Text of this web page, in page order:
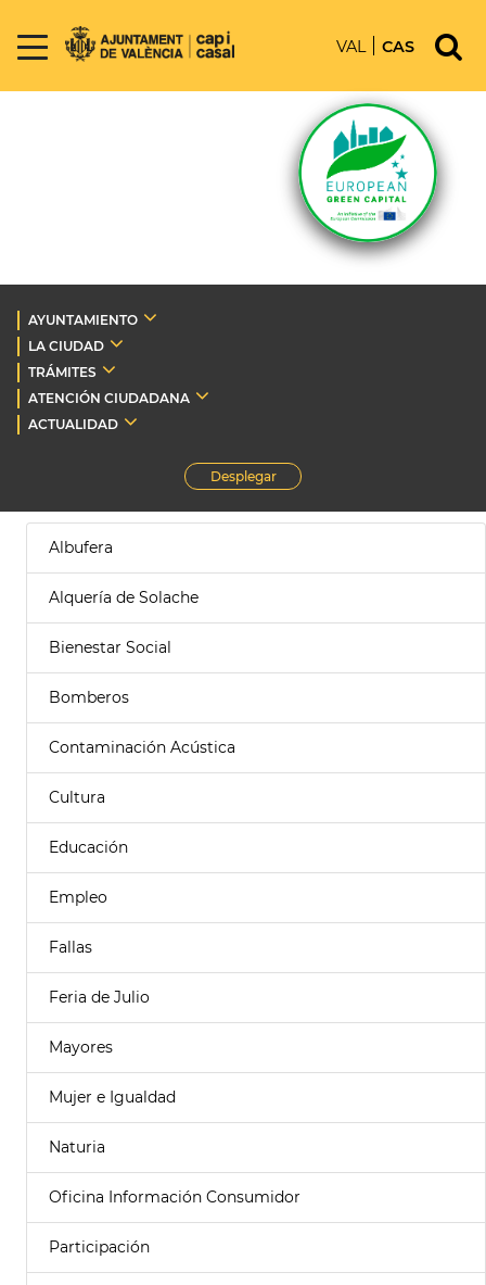
VAL CAS
AYUNTAMIENTO
LA CIUDAD
TRÁMITES
ATENCIÓN CIUDADANA
ACTUALIDAD
Desplegar
Albufera
Alquería de Solache
Bienestar Social
Bomberos
Contaminación Acústica
Cultura
Educación
Empleo
Fallas
Feria de Julio
Mayores
Mujer e Igualdad
Naturia
Oficina Información Consumidor
Participación